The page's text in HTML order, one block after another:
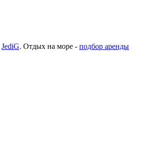
JediG. Отдых на море - подбор аренды